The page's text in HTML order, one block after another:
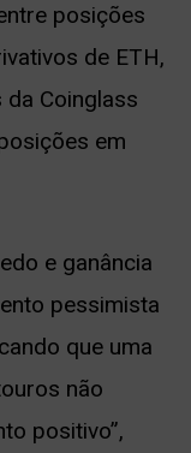
posições
de ETH,
Coinglass
em
e ganância
pessimista
que uma
não
positivo”,